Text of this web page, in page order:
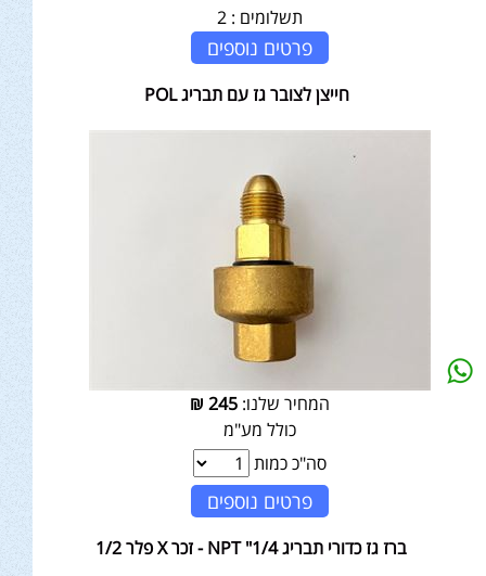
תשלומים : 2
פרטים נוספים
חייצן לצובר גז עם תבריג POL
המחיר שלנו:245
₪
כולל מע"מ
סה"כ כמות
פרטים נוספים
ברז גז כדורי תבריג NPT "1/4 - זכר X פלר 1/2